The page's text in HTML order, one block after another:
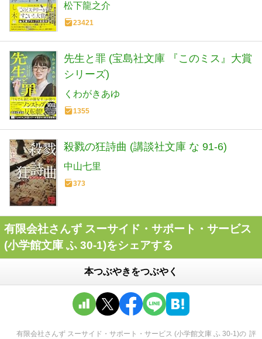
松下龍之介
23421
先生と罪 (宝島社文庫 『このミス』大賞
シリーズ)
くわがきあゆ
1355
殺戮の狂詩曲 (講談社文庫 な 91-6)
中山七里
373
有限会社さんず スーサイド・サポート・サービス
(小学館文庫 ふ 30-1)をシェアする
本つぶやきをつぶやく
有限会社さんず スーサイド・サポート・サービス (小学館文庫 ふ 30-1)の 評